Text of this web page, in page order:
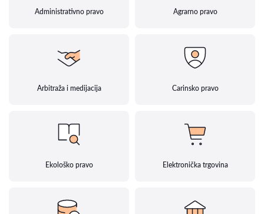
Administrativno pravo Agrarno pravo
Arbitraža i medijacija Carinsko pravo
Ekološko pravo Elektronička trgovina